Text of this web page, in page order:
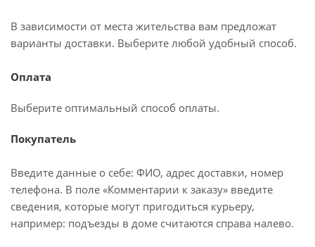
В зависимости от места жительства вам предложат
варианты доставки. Выберите любой удобный способ.
Оплата
Выберите оптимальный способ оплаты.
Покупатель
Введите данные о себе: ФИО, адрес доставки, номер
телефона. В поле «Комментарии к заказу» введите
сведения, которые могут пригодиться курьеру,
например: подъезды в доме считаются справа налево.